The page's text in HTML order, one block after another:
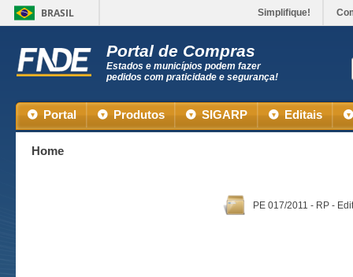
BRASIL Simplifique!
Portal de Compras
Estados e municípios podem fazer
pedidos com praticidade e segurança!
Portal Produtos SIGARP Editais
Home
PE 017/2011 - RP -